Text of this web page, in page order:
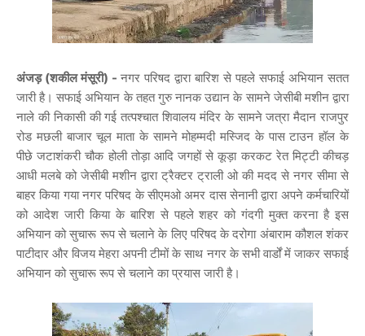
अंजड़ (शकील मंसूरी) - नगर परिषद द्वारा बारिश से पहले सफाई अभियान सतत
जारी है। सफाई अभियान के तहत गुरु नानक उद्यान के सामने जेसीबी मशीन द्वारा
नाले की निकासी की गई तत्पश्चात शिवालय मंदिर के सामने जत्रा मैदान राजपुर
रोड मछली बाजार चूल माता के सामने मोहम्मदी मस्जिद के पास टाउन हॉल के
पीछे जटाशंकरी चौक होली तोड़ा आदि जगहों से कूड़ा करकट रेत मिट्टी कीचड़
आधी मलबे को जेसीबी मशीन द्वारा ट्रैक्टर ट्राली ओ की मदद से नगर सीमा से
बाहर किया गया नगर परिषद के सीएमओ अमर दास सेनानी द्वारा अपने कर्मचारियों
को आदेश जारी किया के बारिश से पहले शहर को गंदगी मुक्त करना है इस
अभियान को सुचारू रूप से चलाने के लिए परिषद के दरोगा अंबाराम कौशल शंकर
पाटीदार और विजय मेहरा अपनी टीमों के साथ नगर के सभी वार्डों में जाकर सफाई
अभियान को सुचारू रूप से चलाने का प्रयास जारी है।